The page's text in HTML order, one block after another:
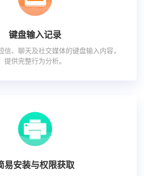
键盘输入记录
信、聊天及社交媒体的键盘输入内容，
提供完整行为分析。
易安装与权限获取